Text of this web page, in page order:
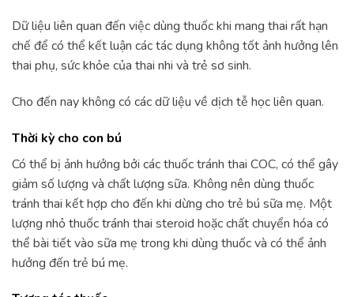
Dữ liệu liên quan đến việc dùng thuốc khi mang thai rất hạn
chế để có thể kết luận các tác dụng không tốt ảnh hưởng lên
thai phụ, sức khỏe của thai nhi và trẻ sơ sinh.
Cho đến nay không có các dữ liệu về dịch tễ học liên quan.
Thời kỳ cho con bú
Có thể bị ảnh hưởng bởi các thuốc tránh thai COC, có thể gây
giảm số lượng và chất lượng sữa. Không nên dùng thuốc
tránh thai kết hợp cho đến khi dừng cho trẻ bú sữa mẹ. Một
lượng nhỏ thuốc tránh thai steroid hoặc chất chuyển hóa có
thể bài tiết vào sữa mẹ trong khi dùng thuốc và có thể ảnh
hưởng đến trẻ bú mẹ.